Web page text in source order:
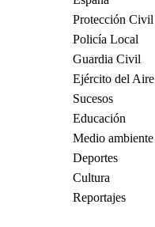
Protección Civil
Policía Local
Guardia Civil
Ejército del Aire
Sucesos
Educación
Medio ambiente
Deportes
Cultura
Reportajes